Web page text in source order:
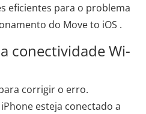
eficientes para o problema
do Move to iOS .
conectividade Wi-
corrigir o erro.
esteja conectado a